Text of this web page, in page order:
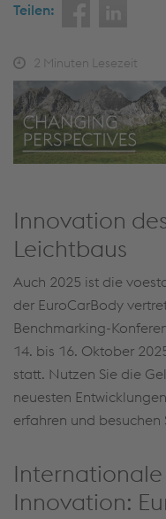
Teilen:
2 Minuten Lesezeit
Innovation
Leichtbaus
Auch 2025 ist die
der EuroCarBody
Benchmarking-
14. bis 16. Oktober
statt. Nutzen Sie die
neuesten
erfahren und besuchen
Innovation: